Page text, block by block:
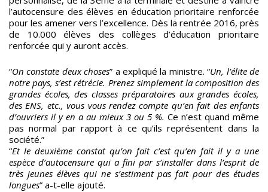
l’autocensure des élèves en éducation prioritaire renforcée
pour les amener vers l’excellence. Dès la rentrée 2016, près
de 10.000 élèves des collèges d’éducation prioritaire
renforcée qui y auront accès.
“On constate deux choses” a expliqué la ministre. “Un, l’élite de
notre pays, s’est rétrécie. Prenez simplement la composition des
grandes écoles, des classes préparatoires aux grandes écoles,
des ENS, etc., vous vous rendez compte qu’en fait des enfants
d’ouvriers il y en a au mieux 3 ou 5 %. Ce n’est quand même
pas normal par rapport à ce qu’ils représentent dans la
société.”
“Et le deuxième constat qu’on fait c’est qu’en fait il y a une
espèce d’autocensure qui a fini par s’installer dans l’esprit de
très jeunes élèves qui ne s’estiment pas fait pour des études
longues” a-t-elle ajouté.